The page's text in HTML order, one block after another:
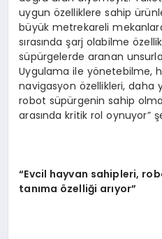
uygun özelliklere sahip
büyük metrekareli
sırasında şarj olabilme
süpürgelerde aranan
Uygulama ile yönetebilme,
navigasyon özellikleri, daha
robot süpürgenin sahip
arasında kritik rol oynuyor”
“Evcil hayvan sahipleri,
tanıma özelliği arıyor”